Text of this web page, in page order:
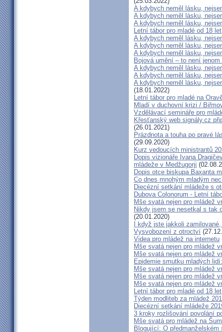
A kdybych neměl lásku,
A kdybych neměl lásku,
A kdybych neměl lásku,
Letní tábor pro mladé od 18 let
A kdybych neměl lásku,
A kdybych neměl lásku,
A kdybych neměl lásku,
Bojová umění – to není jenom
A kdybych neměl lásku,
A kdybych neměl lásku,
A kdybych neměl lásku,
(18.01.2022)
Letní tábor pro mladé na
Mladí v duchovní krizi /
Vzdělávací semináře pro
Křesťanský web signály.cz
(26.01.2021)
Prázdnota a touha po pravé
(29.09.2020)
Kurz vedoucích ministrantů
Dopis vizionáře Ivana
mládeže v Medžugorji
Dopis otce biskupa Baxanta
Co dnes mnohým mladým
Diecézní setkání mládeže s
Dubova Colonorum - Letní
Mše svatá nejen pro mládež
Nikdy jsem se nesetkal s tak
(20.01.2020)
I když jste jakkoli
Vysvobození z otroctví
Videa pro mládež na internetu
Mše svatá nejen pro mládež
Mše svatá nejen pro mládež
Epidemie smutku mladých
Mše svatá nejen pro mládež
Mše svatá nejen pro mládež
Mše svatá nejen pro mládež
Letní tábor pro mladé od 18 let
Týden modliteb za mládež
Diecézní setkání mládeže
3 kroky rozlišování povolání
Mše svatá pro mládež na
Blogující: O předmanželském